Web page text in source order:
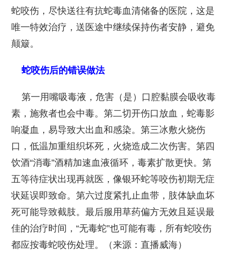
蛇咬伤，尽快送往有抗蛇毒血清储备的医院，这是
唯一特效治疗，送医途中继续保持伤者安静，避免
颠簸。
蛇咬伤后的错误做法
第一用嘴吸毒液，危害（是）口腔黏膜会吸收毒
素，施救者也会中毒。第二切开伤口放血，蛇毒影
响凝血，易导致大出血和感染。第三冰敷火烧伤
口，低温加重组织坏死，火烧造成二次伤害。第四
饮酒“消毒”酒精加速血液循环，毒素扩散更快。第
五等待症状出现再就医，像银环蛇等咬伤初期无症
状延误即致命。第六过度紧扎止血带，肢体缺血坏
死可能导致截肢。最后服用草药偏方无效且延误最
佳的治疗时间，“无毒蛇”也可能有毒，所有蛇咬伤
都应按毒蛇咬伤处理。（来源：直播威海）